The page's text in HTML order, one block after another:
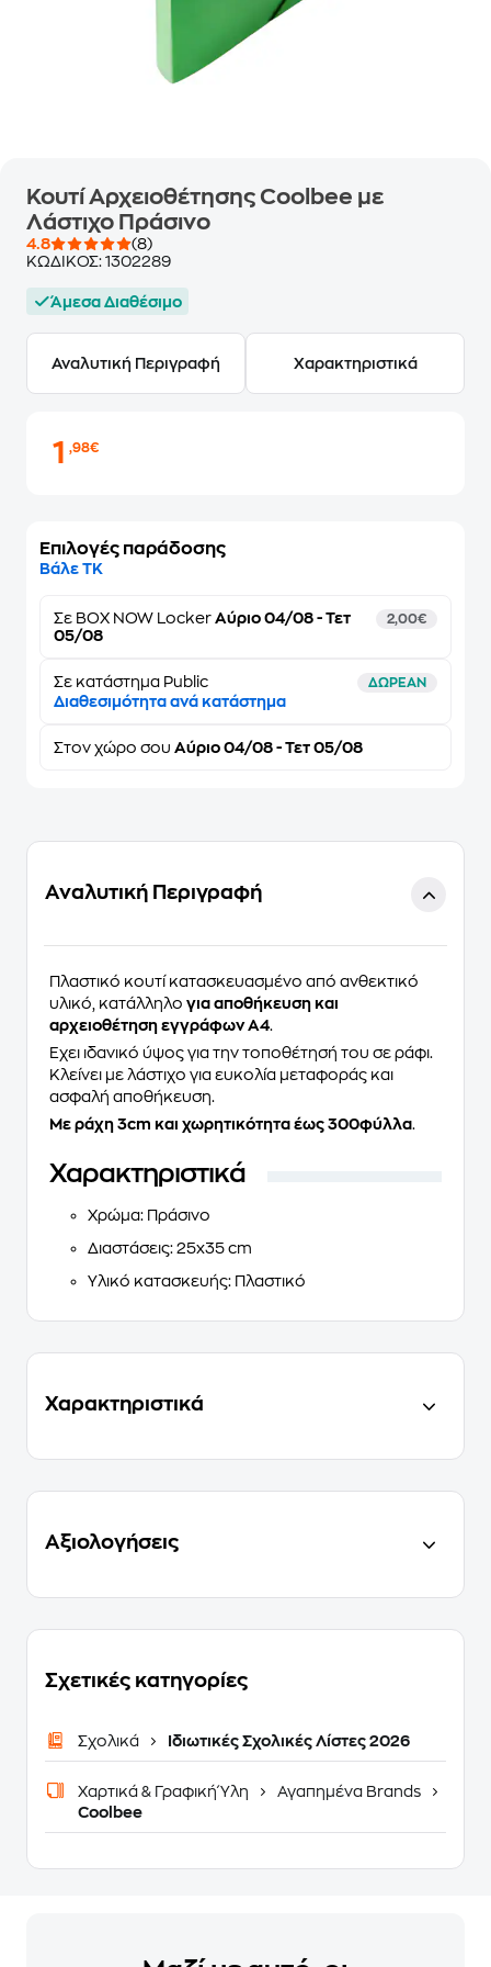
Κουτί Αρχειοθέτησης Coolbee με
Λάστιχο Πράσινο
4.8
(8)
ΚΩΔΙΚΟΣ: 1302289
Άμεσα Διαθέσιμο
Αναλυτική Περιγραφή Χαρακτηριστικά
1,98€
Επιλογές παράδοσης
Βάλε ΤΚ
Σε BOX NOW Locker Αύριο 04/08 - Τετ
05/08
2,00€
Σε κατάστημα Public ΔΩΡΕΑΝ
Διαθεσιμότητα ανά κατάστημα
Στον χώρο σου Αύριο 04/08 - Τετ 05/08
Αναλυτική Περιγραφή
Πλαστικό κουτί κατασκευασμένο από ανθεκτικό
υλικό, κατάλληλο για αποθήκευση και
αρχειοθέτηση εγγράφων Α4.
Έχει ιδανικό ύψος για την τοποθέτησή του σε ράφι.
Κλείνει με λάστιχο για ευκολία μεταφοράς και
ασφαλή αποθήκευση.
Με ράχη 3cm και χωρητικότητα έως 300φύλλα.
Χαρακτηριστικά
Χρώμα: Πράσινο
Διαστάσεις: 25x35 cm
Υλικό κατασκευής: Πλαστικό
Χαρακτηριστικά
Αξιολογήσεις
Σχετικές κατηγορίες
Σχολικά Ιδιωτικές Σχολικές Λίστες 2026
Χαρτικά & Γραφική Ύλη
Αγαπημένα Brands
Coolbee